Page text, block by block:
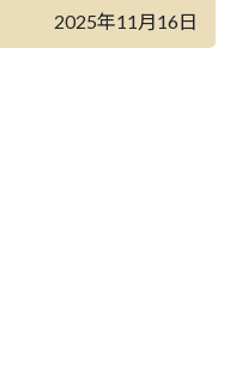
2025年11月16日